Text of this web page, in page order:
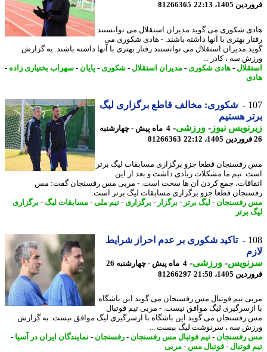
1405، 22:13
81266365
شکوری می گوید مدیران استقلال می توانستند
بهتری با آنها داشته باشند. - هادی شکوری می
مدیران استقلال می توانستند رفتار بهتری با آنها داشته باشند. به گزارش
سه ، کادر ...
-هادی شکوری- مدیران استقلال-شکوری- پایان-سهراب بختیاری زاده -
شکوری: مخالف قاطع برگزاری لیگ
هستیم
نیوز-ورزشی-
4 ماه پیش - چهارشنبه
81266363
قطعا جزو برگزاری مسابقات لیگ برتر
تیم ما مشکلات زیادی داشت و بعد از این
جمع کردن آن ها سخت است. - مربی مس رفسنجان گفت: مس
قطعا جزو برگزاری مسابقات لیگ برتر است.
رفسنجان-لیگ برتر - برگزار - برگزاری - تیم ملی -مسابقات لیگ-برگزاری
برتر
تاکید شکوری بر عدم احراز شرایط
-ورزشی-
4 ماه پیش - چهارشنبه 26
1405، 21:58
81266297
تیم فوتبال مس رفسنجان می گوید این باشگاه
لیگ موافق نیست. - مربی تیم فوتبال
می گوید این باشگاه با ازسرگیری لیگ موافق نیست. به گزارش
سه ، سرنوشت لیگ بیست ...
رفسنجان-تیم فوتبال مس رفسنجان-رفسنجان-نمایندگان ایران در آسیا
-
فوتبال-فوتبال مس -مربی